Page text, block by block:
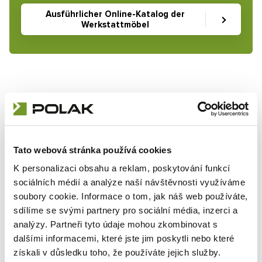
Tato webová stránka používá cookies
K personalizaci obsahu a reklam, poskytování funkcí
sociálních médií a analýze naší návštěvnosti využíváme
soubory cookie. Informace o tom, jak náš web používáte,
sdílíme se svými partnery pro sociální média, inzerci a
analýzy. Partneři tyto údaje mohou zkombinovat s
dalšími informacemi, které jste jim poskytli nebo které
získali v důsledku toho, že používáte jejich služby.
Ausführlicher Online-Katalog der
Werkstattmöbel
WAS SIE AM HÄUFIGSTEN INTERESSIERT
Konfigurator
Wie Sie die eigene Schubladenschrank-
Konfiguration zusammenstellen
Grundlegende Farbgestaltung
Wie Sie die eigene Konfiguration der Werkbank
zusammenstellen